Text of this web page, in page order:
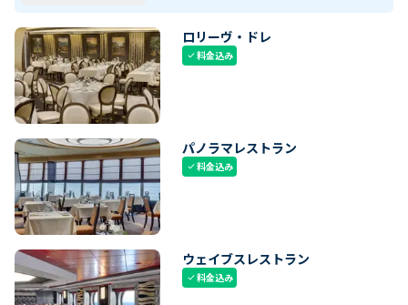
ロリーヴ・ドレ
check料金込み
パノラマレストラン
check料金込み
ウェイブスレストラン
check料金込み